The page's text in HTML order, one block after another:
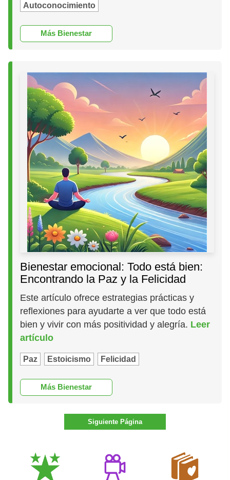
Autoconocimiento
Más Bienestar
Bienestar emocional: Todo está bien:
Encontrando la Paz y la Felicidad
Este artículo ofrece estrategias prácticas y
reflexiones para ayudarte a ver que todo está
bien y vivir con más positividad y alegría. Leer
artículo
Paz Estoicismo Felicidad
Más Bienestar
Siguiente Página